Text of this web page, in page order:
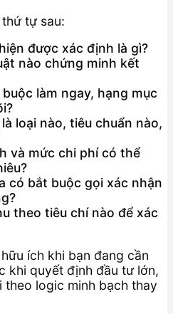
tự sau:
được xác định là gì?
nào chứng minh kết
làm ngay, hạng mục
loại nào, tiêu chuẩn nào,
và mức chi phí có thể
có bắt buộc gọi xác nhận
theo tiêu chí nào để xác
ích khi bạn đang cần
khi quyết định đầu tư lớn,
logic minh bạch thay